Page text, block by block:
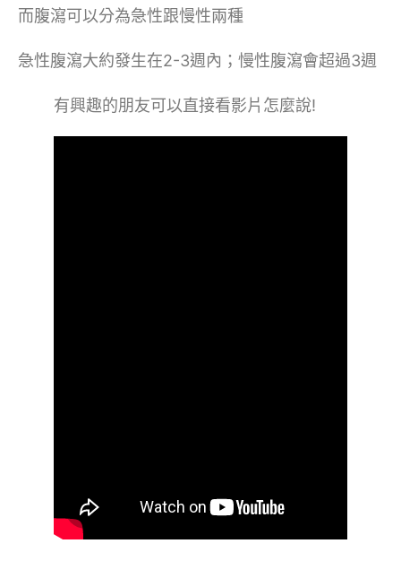
而腹瀉可以分為急性跟慢性兩種
急性腹瀉大約發生在2-3週內；慢性腹瀉會超過3週
有興趣的朋友可以直接看影片怎麼說!